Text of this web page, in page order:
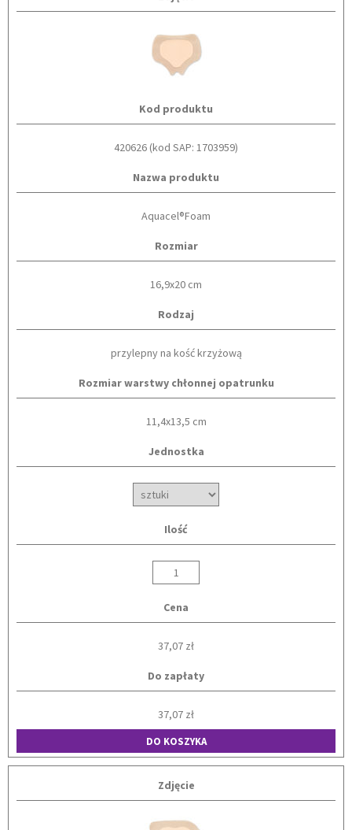
Kod produktu
420626 (kod SAP: 1703959)
Nazwa produktu
Aquacel®Foam
Rozmiar
16,9x20 cm
Rodzaj
przylepny na kość krzyżową
Rozmiar warstwy chłonnej opatrunku
11,4x13,5 cm
Jednostka
Ilość
Cena
37,07 zł
Do zapłaty
37,07 zł
DO KOSZYKA
Zdjęcie